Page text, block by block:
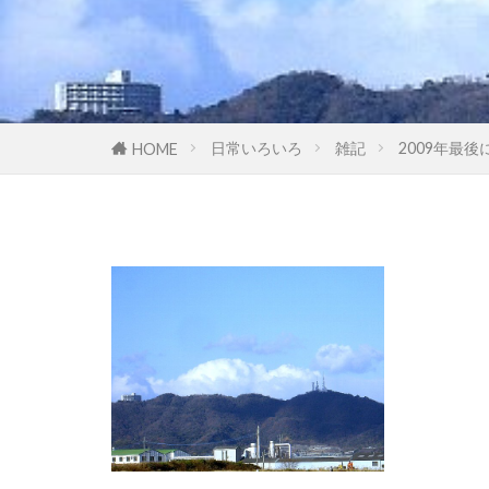
HOME 日常いろいろ 雑記 2009年最後